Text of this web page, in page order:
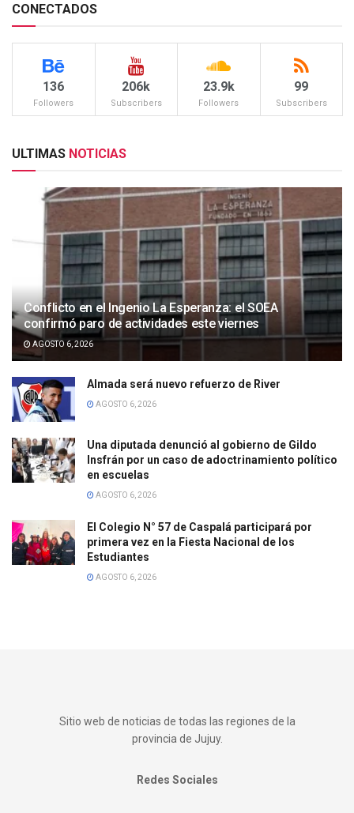
CONECTADOS
136
Followers
206k
Subscribers
23.9k
Followers
99
Subscribers
ULTIMAS NOTICIAS
Conflicto en el Ingenio La Esperanza: el SOEA
confirmó paro de actividades este viernes
AGOSTO 6, 2026
Almada será nuevo refuerzo de River
AGOSTO 6, 2026
Una diputada denunció al gobierno de Gildo
Insfrán por un caso de adoctrinamiento político
en escuelas
AGOSTO 6, 2026
El Colegio N° 57 de Caspalá participará por
primera vez en la Fiesta Nacional de los
Estudiantes
AGOSTO 6, 2026
Sitio web de noticias de todas las regiones de la
provincia de Jujuy.
Redes Sociales